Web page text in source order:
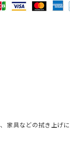
具などの拭き上げに